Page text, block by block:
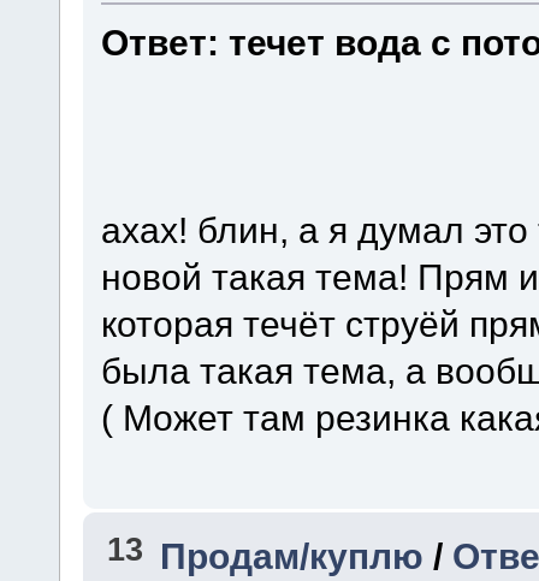
Ответ: течет вода с
ахах! блин, а я думал
новой такая тема! Прям
которая течёт струёй
была такая тема, а
( Может там резинка
13 Продам/куплю /